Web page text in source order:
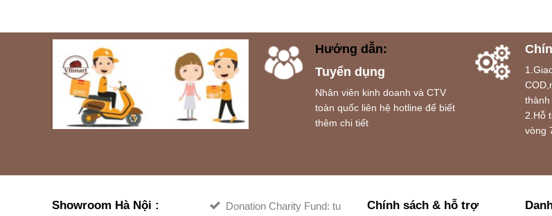
Hướng dẫn:
Tuyển dụng
Nhân viên kinh doanh và CTV
toàn quốc liên hệ hotline để biết
thêm chi tiết
thành
2.Hỗ
vòng
Showroom Hà Nội :
Donation Charity Fund: tu
Chính sách & hỗ trợ